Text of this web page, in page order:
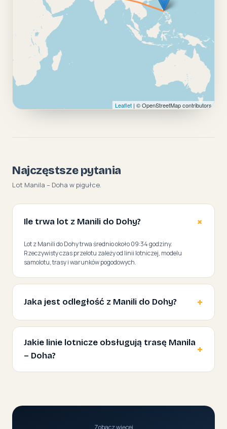
Leaflet | © OpenStreetMap contributors
Najczęstsze pytania
Lot Manila – Doha w pigułce.
Ile trwa lot z Manili do Dohy?
Lot z Manili do Dohy trwa średnio około 09:34 godziny.
Rzeczywisty czas przelotu zależy od linii lotniczej, modelu
samolotu, trasy i warunków pogodowych.
Jaka jest odległość z Manili do Dohy?
Jakie linie lotnicze obsługują trasę Manila
– Doha?
Zobacz więcej